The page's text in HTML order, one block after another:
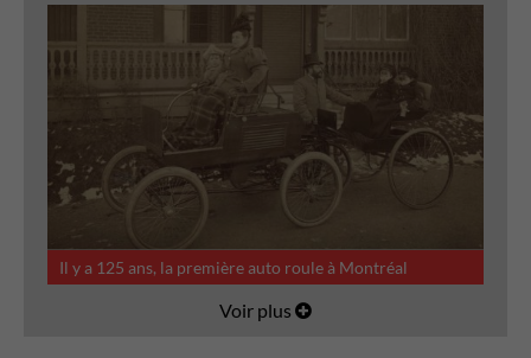
Il y a 125 ans, la première auto roule à Montréal
Voir plus